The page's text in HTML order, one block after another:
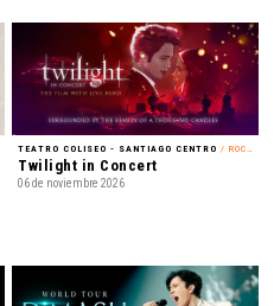
TEATRO COLISEO - SANTIAGO CENTRO / ROCK ALTERNATIVO
Twilight in Concert
06 de noviembre 2026